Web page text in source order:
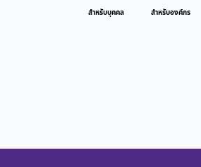
สำหรับบุคคล สำหรับองค์กร